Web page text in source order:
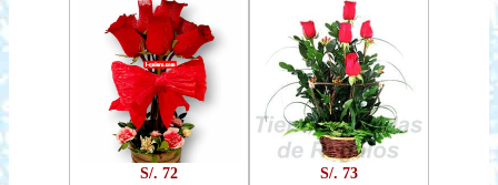
S/. 72 S/. 73